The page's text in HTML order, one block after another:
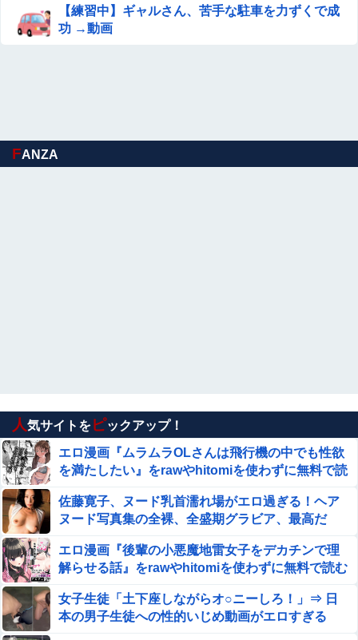
【練習中】ギャルさん、苦手な駐車を力ずくで成
功 →動画
FANZA
人気サイトをピックアップ！
エロ漫画『ムラムラOLさんは飛行機の中でも性欲
を満たしたい』をrawやhitomiを使わずに無料で読
佐藤寛子、ヌード乳首濡れ場がエロ過ぎる！ヘア
ヌード写真集の全裸、全盛期グラビア、最高だ
エロ漫画『後輩の小悪魔地雷女子をデカチンで理
解らせる話』をrawやhitomiを使わずに無料で読む
女子生徒「土下座しながらオ○ニーしろ！」⇒ 日
本の男子生徒への性的いじめ動画がエロすぎる